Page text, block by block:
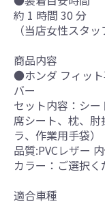
約 1 時間 30 分
（当店女性スタ
商品内容
●ホンダ フィット
バー
セット内容：シ
席シート、枕、
ラ、作業用手袋）
品質:PVCレザー
カラー：ご選択く
適合車種